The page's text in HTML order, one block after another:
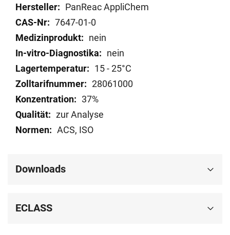
PanReac AppliChem
7647-01-0
nein
nein
15 - 25°C
28061000
37%
zur Analyse
ACS, ISO
Downloads
ECLASS